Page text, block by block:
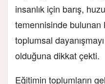
insanlık için barış,
temennisinde bulunan
toplumsal
olduğuna dikkat çekti.
Eğitimin toplumların